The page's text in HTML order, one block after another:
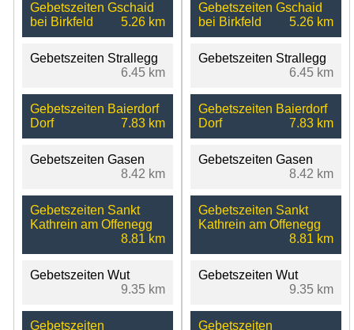
Gebetszeiten Gschaid
bei Birkfeld
5.26 km
Gebetszeiten Strallegg
6.45 km
Gebetszeiten Baierdorf
Dorf
7.83 km
Gebetszeiten Gasen
8.42 km
Gebetszeiten Sankt
Kathrein am Offenegg
8.81 km
Gebetszeiten Wut
9.35 km
Gebetszeiten
Gebetszeiten Gschaid
bei Birkfeld
5.26 km
Gebetszeiten Strallegg
6.45 km
Gebetszeiten Baierdorf
Dorf
7.83 km
Gebetszeiten Gasen
8.42 km
Gebetszeiten Sankt
Kathrein am Offenegg
8.81 km
Gebetszeiten Wut
9.35 km
Gebetszeiten